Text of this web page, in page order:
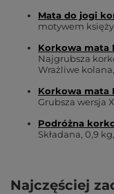
Mata do jogi
motywem
Korkowa mata
Najgrubsza
Wrażliwe
Korkowa mata
Grubsza wersja
Podróżna
Składana, 0,9
Najczęściej